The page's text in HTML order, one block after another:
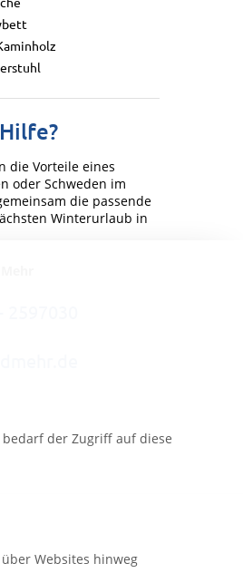
die Vorteile eines
oder Schweden im
die passende
Winterurlaub in
der Zugriff auf diese
Websites hinweg